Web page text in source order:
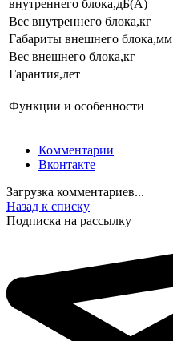
внутреннего блока,дБ(А)
Вес внутреннего блока,кг
Габариты внешнего блока,мм
Вес внешнего блока,кг
Гарантия,лет
Функции и особенности
Комментарии
Вконтакте
Загрузка комментариев...
Назад к списку
Подписка на рассылку